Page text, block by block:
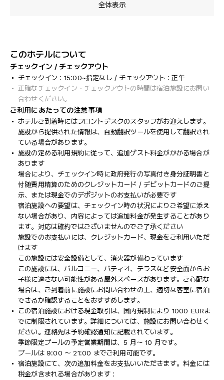
全体表示
このホテルについて
チェックイン / チェックアウト
チェックイン : 15:00~指定なし / チェックアウト : 正午
正確なチェックイン・チェックアウトの時間は宿泊施設にお問い
合わせください。
ご利用にあたっての注意事項
ホテルご到着時にはフロントデスクのスタッフがお迎えします。
施設から提供された情報は、自動翻訳ツールを使用して翻訳され
ている場合があります。
施設の定める利用規約に従って、追加ゲスト料金がかかる場合が
あります
場合により、チェックイン時に政府発行の写真付き身分証明書と
付随費用精算のためのクレジットカード / デビットカードのご提
示、または現金でのデポジットのお支払いが必要です
宿泊施設への要望は、チェックイン時の状況によりご希望に添え
ない場合があり、内容によっては追加料金が発生することがあり
ます。対応は確約ではございませんのでご了承ください
施設でのお支払いには、クレジットカード、現金をご利用いただ
けます
この施設には安全設備として、消火器が備わっています
この施設には、バルコニー、パティオ、テラスなど安全面からお
子様に適さない可能性がある屋外スペースがあります。ご心配な
場合は、ご到着前に施設にお問い合わせの上、適切な客室に宿泊
できるか確認することをおすすめします。
この宿泊施設における現金取引は、国内規制により 1000 EURま
でに制限されています。詳細については、施設にお問い合わせく
ださい。連絡先は予約確認通知に記載されています。
季節限定プールの予定営業期間は、5 月～ 10 月です。
プールは 9:00 ～ 21:00 までご利用可能です。
宿泊施設にて、次の追加料金をお支払いいただきます。料金には
税金が含まれる場合があります :